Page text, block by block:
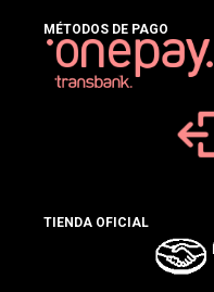
MÉTODOS DE PAGO
TIENDA OFICIAL